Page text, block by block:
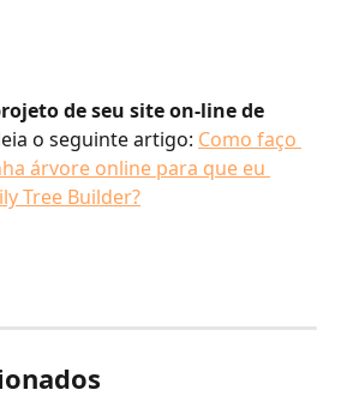
de seu site on-line de
o seguinte artigo: Como faço
árvore online para que eu
Tree Builder?